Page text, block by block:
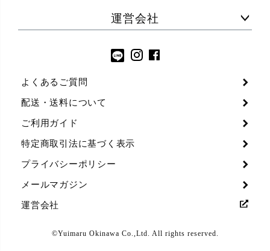
運営会社
よくあるご質問
配送・送料について
ご利用ガイド
特定商取引法に基づく表示
プライバシーポリシー
メールマガジン
運営会社
©Yuimaru Okinawa Co.,Ltd. All rights reserved.